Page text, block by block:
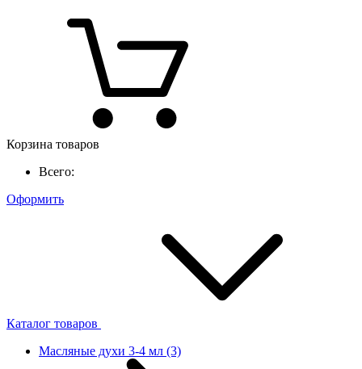
Корзина товаров
Всего:
Оформить
Каталог товаров
Масляные духи 3-4 мл (3)